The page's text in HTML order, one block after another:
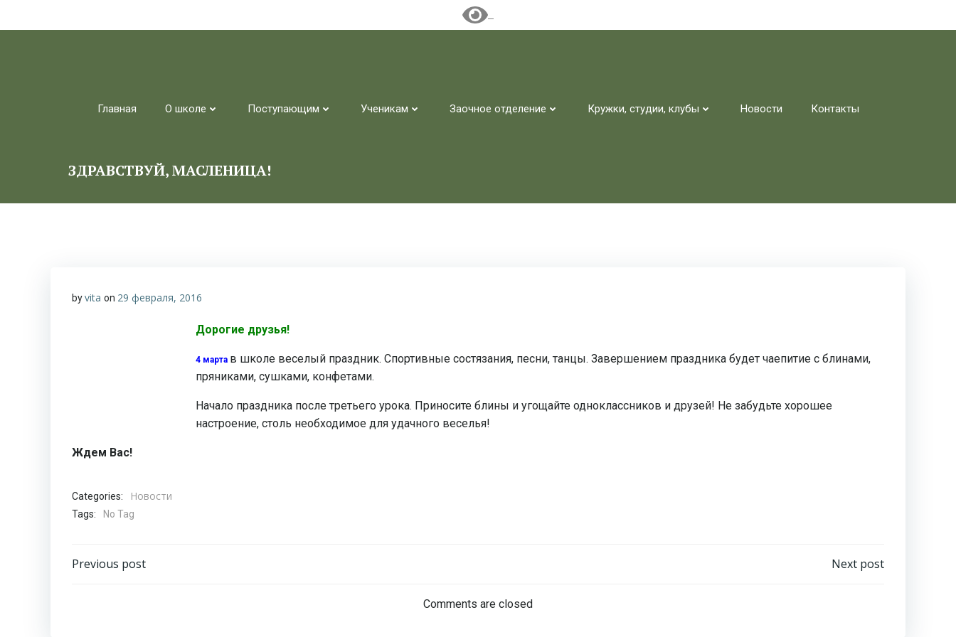
Главная О школе Поступающим Ученикам Заочное отделение Кружки, студии, клубы Новости Контакты
ЗДРАВСТВУЙ, МАСЛЕНИЦА!
byvita on 29 февраля, 2016
Дорогие друзья!
4 марта в школе веселый праздник. Спортивные состязания, песни, танцы. Завершением праздника будет чаепитие с блинами,
пряниками, сушками, конфетами.
Начало праздника после третьего урока. Приносите блины и угощайте одноклассников и друзей! Не забудьте хорошее
настроение, столь необходимое для удачного веселья!
Ждем Вас!
Categories: Новости
Tags: No Tag
Навигация
Previous post
по
Next post
Comments are closed